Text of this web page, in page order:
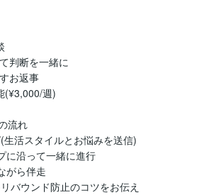
判断を一緒に
お返事
(¥3,000/週)
流れ
活スタイルとお悩みを送信)
に沿って一緒に進行
がら伴走
バウンド防止のコツをお伝え